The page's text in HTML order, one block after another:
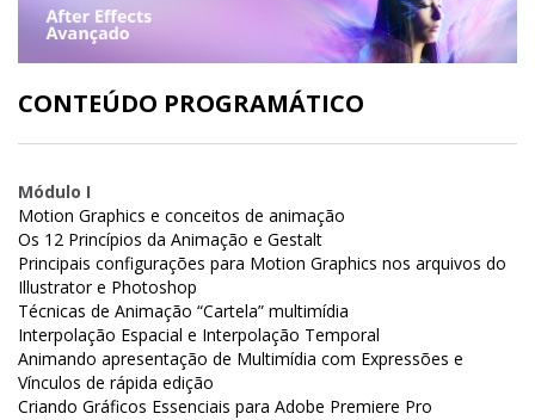
CONTEÚDO PROGRAMÁTICO
Módulo I
Motion Graphics e conceitos de animação
Os 12 Princípios da Animação e Gestalt
Principais configurações para Motion Graphics nos arquivos do
Illustrator e Photoshop
Técnicas de Animação “Cartela” multimídia
Interpolação Espacial e Interpolação Temporal
Animando apresentação de Multimídia com Expressões e
Vínculos de rápida edição
Criando Gráficos Essenciais para Adobe Premiere Pro